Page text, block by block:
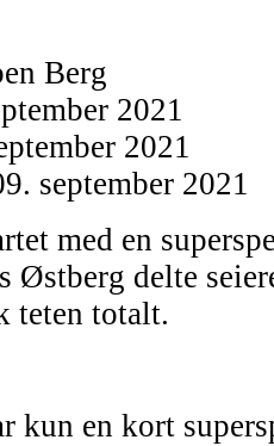
Berg
2021
2021
september 2021
med en
Østberg delte
teten totalt.
kun en kort